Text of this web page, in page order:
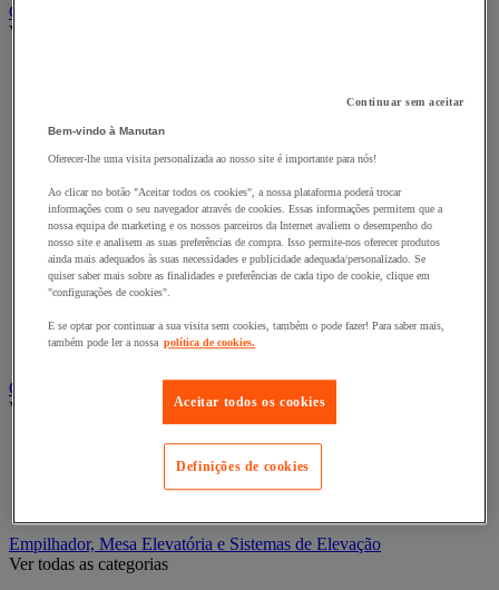
Carro e reboque de movimentação industriais
Ver todas as categorias
Carro de inox e alumínio
Carro de plataformas
Carro dobrável
Carro eléctrico
Carro em fio de aço
Carro para caixas
Carro para carga comprida e volumosa
Carros com espaldar fixo e taipal
Reboque industrial
Serviço e Manipulação
Contentor móvel gradeado
Ver todas as categorias
Acessórios para contentor móvel
Contentor móvel de segurança
Contentor móvel encaixável
Empilhador, Mesa Elevatória e Sistemas de Elevação
Ver todas as categorias
Continuar sem aceitar
Bem-vindo à Manutan
Oferecer-lhe uma visita personalizada ao nosso site é importante para nós!
Ao clicar no botão "Aceitar todos os cookies", a nossa plataforma poderá trocar
informações com o seu navegador através de cookies. Essas informações permitem que a
nossa equipa de marketing e os nossos parceiros da Internet avaliem o desempenho do
nosso site e analisem as suas preferências de compra. Isso permite-nos oferecer produtos
ainda mais adequados às suas necessidades e publicidade adequada/personalizado. Se
quiser saber mais sobre as finalidades e preferências de cada tipo de cookie, clique em
"configurações de cookies".
E se optar por continuar a sua visita sem cookies, também o pode fazer! Para saber mais,
também pode ler a nossa política de cookies.
Aceitar todos os cookies
Definições de cookies